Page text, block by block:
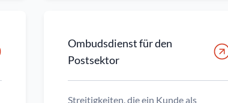
Ombudsdienst für den
Postsektor
Streitigkeiten, die ein Kunde als